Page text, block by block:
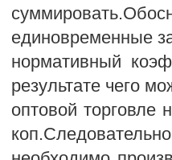
единовременные
нормативный
результате чего
оптовой торговле